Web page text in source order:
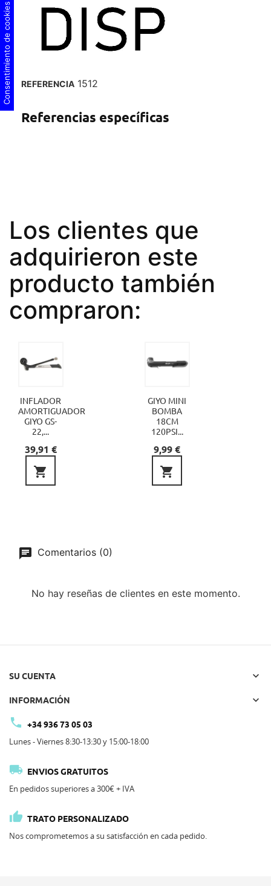
REFERENCIA 1512
Referencias específicas
Los clientes que
adquirieron este
producto también
compraron:
INFLADOR
AMORTIGUADOR
GIYO GS-
22,...
Precio
39,91 €

GIYO MINI
BOMBA
18CM
120PSI...
Precio
9,99 €

Comentarios (0)
No hay reseñas de clientes en este momento.
SU CUENTA 
INFORMACIÓN 
 +34 936 73 05 03
Lunes - Viernes 8:30-13:30 y 15:00-18:00
 ENVIOS GRATUITOS
En pedidos superiores a 300€ + IVA
 TRATO PERSONALIZADO
Nos comprometemos a su satisfacción en cada pedido.
Consentimiento de cookies